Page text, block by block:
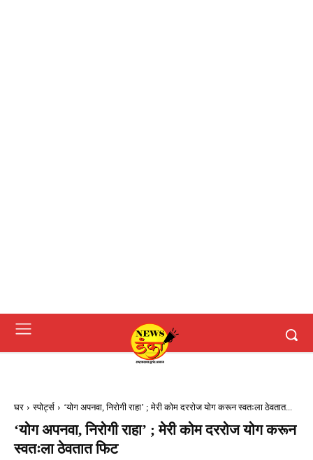
घर स्पोर्ट्स ‘योग अपनवा, निरोगी राहा’ ; मेरी कोम दररोज योग करून स्वतःला ठेवतात...
‘योग अपनवा, निरोगी राहा’ ; मेरी कोम दररोज योग करून
स्वतःला ठेवतात फिट